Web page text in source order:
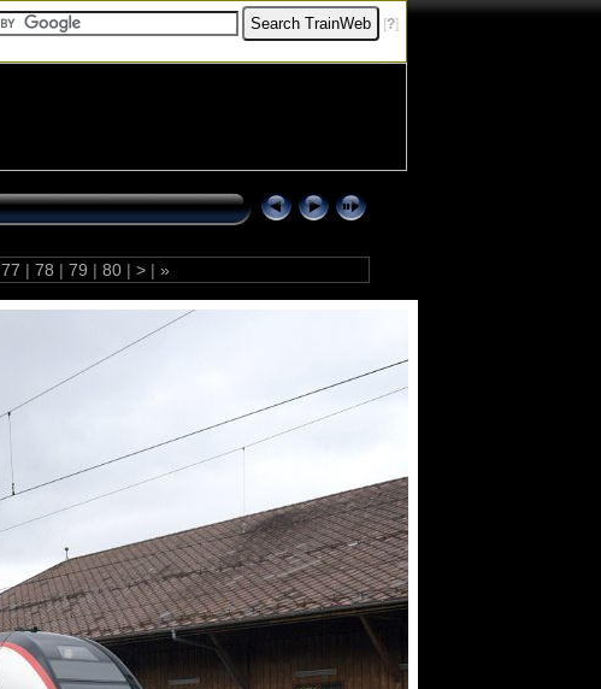
[?]
77 | 78 | 79 | 80 | > | »